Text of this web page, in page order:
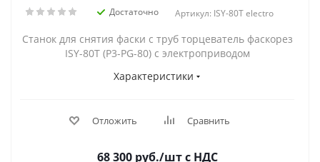
Достаточно Артикул: ISY-80T electro
Станок для снятия фаски с труб торцеватель фаскорез
ISY-80T (P3-PG-80) с электроприводом
Характеристики
Отложить Сравнить
68 300 руб./штс НДС